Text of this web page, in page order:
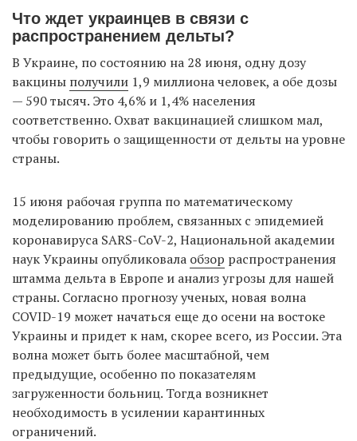
Что ждет украинцев в связи с
распространением дельты?
В Украине, по состоянию на 28 июня, одну дозу
вакцины получили 1,9 миллиона человек, а обе дозы
— 590 тысяч. Это 4,6% и 1,4% населения
соответственно. Охват вакцинацией слишком мал,
чтобы говорить о защищенности от дельты на уровне
страны.
15 июня рабочая группа по математическому
моделированию проблем, связанных с эпидемией
коронавируса SARS-CoV-2, Национальной академии
наук Украины опубликовала обзор распространения
штамма дельта в Европе и анализ угрозы для нашей
страны. Согласно прогнозу ученых, новая волна
COVID-19 может начаться еще до осени на востоке
Украины и придет к нам, скорее всего, из России. Эта
волна может быть более масштабной, чем
предыдущие, особенно по показателям
загруженности больниц. Тогда возникнет
необходимость в усилении карантинных
ограничений.